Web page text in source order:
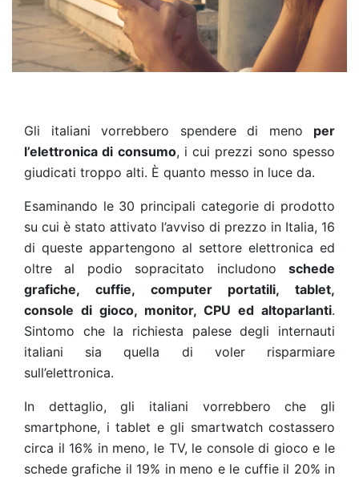
Gli italiani vorrebbero spendere di meno per
l’elettronica di consumo, i cui prezzi sono spesso
giudicati troppo alti. È quanto messo in luce da.
Esaminando le 30 principali categorie di prodotto
su cui è stato attivato l’avviso di prezzo in Italia, 16
di queste appartengono al settore elettronica ed
oltre al podio sopracitato includono schede
grafiche, cuffie, computer portatili, tablet,
console di gioco, monitor, CPU ed altoparlanti.
Sintomo che la richiesta palese degli internauti
italiani sia quella di voler risparmiare
sull’elettronica.
In dettaglio, gli italiani vorrebbero che gli
smartphone, i tablet e gli smartwatch costassero
circa il 16% in meno, le TV, le console di gioco e le
schede grafiche il 19% in meno e le cuffie il 20% in